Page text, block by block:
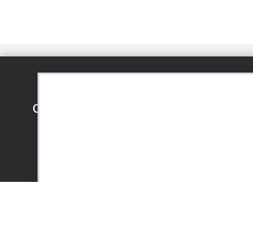
соглашаетесь с правилами